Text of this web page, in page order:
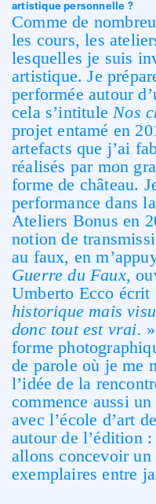
artistique personnelle ?
Comme de
les cours, les
lesquelles je suis
artistique. Je
performée autour
cela s’intituleNos
projet entamé en
artefacts que j’ai
réalisés par mon
forme de château.
performance dans
Ateliers Bonus en
notion de
au faux, en
Guerre du Faux,
Umberto Ecco
historique mais
donc tout est vrai.
forme
de parole où je me
l’idée de la
commence aussi
avec l’école d’art
autour de l’édition
allons concevoir
exemplaires entre